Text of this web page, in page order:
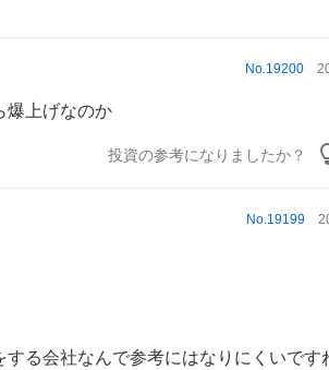
No. 19200
爆上げなのか
投資の参考になりましたか？
No. 19199
る会社なんで参考にはなりにくいです